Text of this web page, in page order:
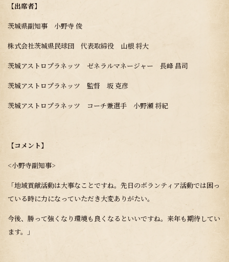
【出席者】
茨城県副知事 小野寺 俊
株式会社茨城県民球団 代表取締役 山根 将大
茨城アストロプラネッツ ゼネラルマネージャー 長峰 昌司
茨城アストロプラネッツ 監督 坂 克彦
茨城アストロプラネッツ コーチ兼選手 小野瀬 将紀
【コメント】
<小野寺副知事>
「地域貢献活動は大事なことですね。先日のボランティア活動では困っ
ている時に力になっていただき大変ありがたい。
今後、勝って強くなり環境も良くなるといいですね。来年も期待してい
ます。」